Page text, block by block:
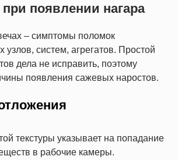
появлении нагара
– симптомы поломок
узлов, систем, агрегатов. Простой
дела не исправить, поэтому
появления сажевых наростов.
текстуры указывает на попадание
в рабочие камеры.